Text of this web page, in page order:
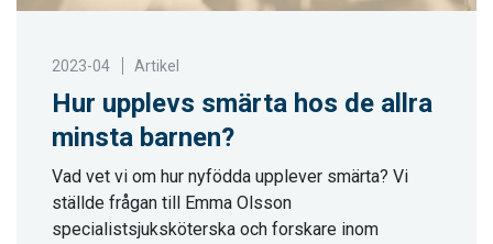
2023-04 Artikel
Hur upplevs smärta hos de allra
minsta barnen?
Vad vet vi om hur nyfödda upplever smärta? Vi
ställde frågan till Emma Olsson
specialistsjuksköterska och forskare inom